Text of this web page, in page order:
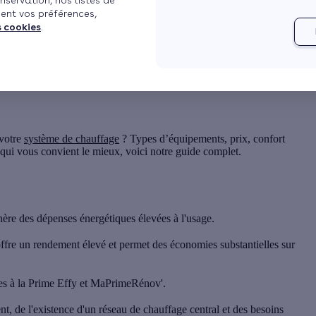
vos préférences,
cookies
système de chauffage ? Types d’équipements, prix, confort
vous convient le mieux, voici notre guide complet.
des dépenses énergétiques élevées à l'usage.
un rendement élevé et permet des économies substantielles sur
à la Prime Effy et MaPrimeRénov'.
de l'existence d'un réseau de chauffage central et des besoins